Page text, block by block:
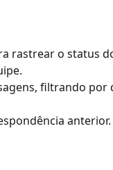
rastrear o status
filtrando por
anterior.